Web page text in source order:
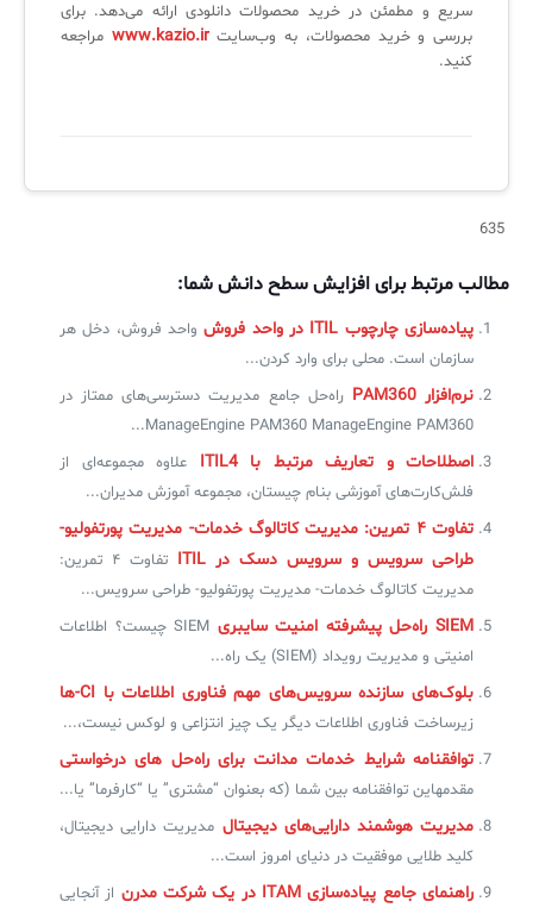
سریع و مطمئن در خرید محصولات دانلودی ارائه می‌دهد. برای
بررسی و خرید محصولات، به وب‌سایتwww.kazio.ir مراجعه
کنید.
635
مطالب مرتبط برای افزایش سطح دانش شما:
پیاده‌سازی چارچوب ITIL در واحد فروش
واحد فروش، دخل هر
سازمان است. محلی برای وارد کردن...
نرم‌افزار PAM360
راه‌حل جامع مدیریت دسترسی‌های ممتاز در
ManageEngine PAM360 ManageEngine PAM360...
اصطلاحات و تعاریف مرتبط با ITIL4
علاوه مجموعه‌ای از
فلش‌کارت‌های آموزشی بنام چیستان، مجموعه‌ آموزش مدیران...
تفاوت ۴ تمرین: مدیریت کاتالوگ خدمات- مدیریت پورتفولیو-
طراحی سرویس و سرویس دسک در ITIL
تفاوت ۴ تمرین:
مدیریت کاتالوگ خدمات- مدیریت پورتفولیو- طراحی سرویس...
SIEM راه‌حل پیشرفته امنیت سایبری
SIEM چیست؟ اطلاعات
امنیتی و مدیریت رویداد (SIEM) یک راه...
بلوک‌های سازنده سرویس‌های مهم فناوری اطلاعات با CI-ها
زیرساخت فناوری اطلاعات دیگر یک چیز انتزاعی و لوکس نیست،...
توافقنامه شرایط خدمات مدانت برای راه‌حل های درخواستی
مقدمهاین توافقنامه بین شما (که بعنوان “مشتری” یا “کارفرما” یا...
مدیریت هوشمند دارایی‌های دیجیتال مدیریت دارایی دیجیتال،
کلید طلایی موفقیت در دنیای امروز است...
راهنمای جامع پیاده‌سازی ITAM در یک شرکت مدرن
از آنجایی